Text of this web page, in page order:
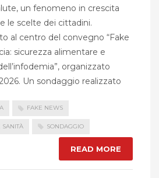
un fenomeno in crescita
le scelte dei cittadini.
al centro del convegno “Fake
sicurezza alimentare e
organizzato
Un sondaggio realizzato
FAKE NEWS
SANITÀ SONDAGGIO
READ MORE